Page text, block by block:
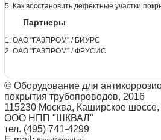
5. Как восстановить дефектные участки
Партнеры
1. ОАО "ГАЗПРОМ" / БИУРС
2. ОАО "ГАЗПРОМ" / ФРУСИС
© Оборудование для
покрытия трубопроводов, 2016
115230 Москва, Каширское шоссе,
ООО НПП "ШКВАЛ"
тел. (495) 741-4299